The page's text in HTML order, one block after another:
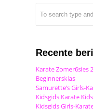
Recente
Karate Zomer6sies
Beginnersklas
Samurette’s Girls-
Kidsgids Karate Kids
Kidsgids Girls-